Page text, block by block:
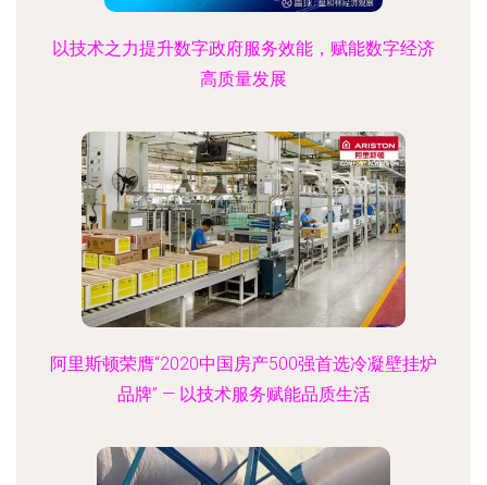
以技术之力提升数字政府服务效能，赋能数字经济
高质量发展
阿里斯顿荣膺“2020中国房产500强首选冷凝壁挂炉
品牌” — 以技术服务赋能品质生活